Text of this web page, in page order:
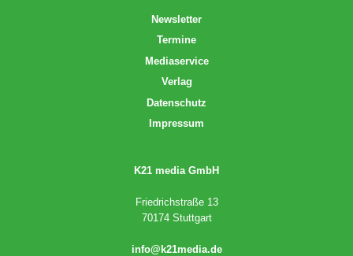
Newsletter
Termine
Mediaservice
Verlag
Datenschutz
Impressum
K21 media GmbH
Friedrichstraße 13
70174 Stuttgart
info@k21media.de